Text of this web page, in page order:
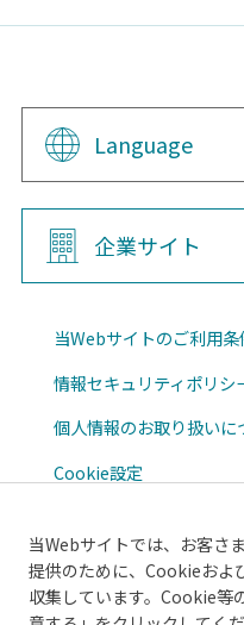
Language
企業サイト
当Webサイトのご利用条
情報セキュリティポリシ
個人情報のお取り扱いに
Cookie設定
メルマガ
当Webサイトでは、お客さ
提供のために、Cookieおよ
収集しています。Cookie等